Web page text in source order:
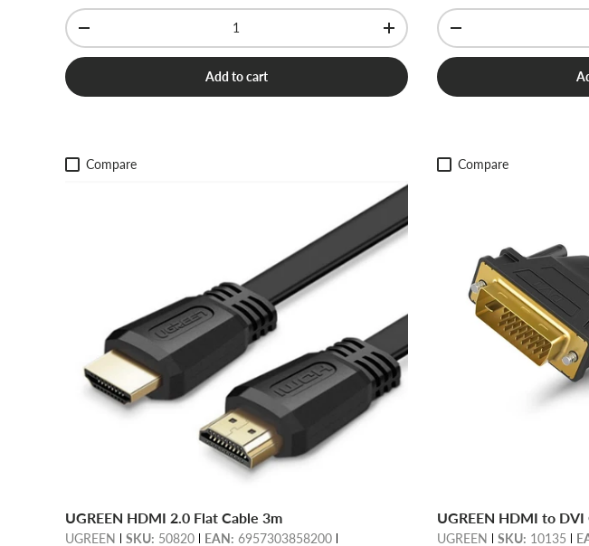
Qty
-
+
Add to cart
Qty
-
Compare
UGREEN HDMI 2.0 Flat Cable 3m
UGREEN SKU: 50820 EAN: 6957303858200
Compare
UGREEN HDMI to DVI
UGREEN SKU: 10135